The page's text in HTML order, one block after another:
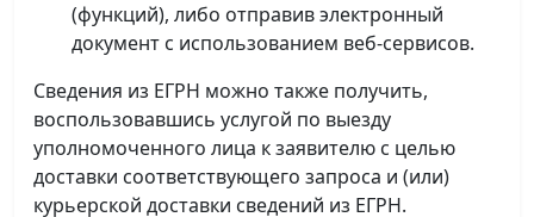
(функций), либо отправив электронный
документ с использованием веб-сервисов.
Сведения из ЕГРН можно также получить,
воспользовавшись услугой по выезду
уполномоченного лица к заявителю с целью
доставки соответствующего запроса и (или)
курьерской доставки сведений из ЕГРН.